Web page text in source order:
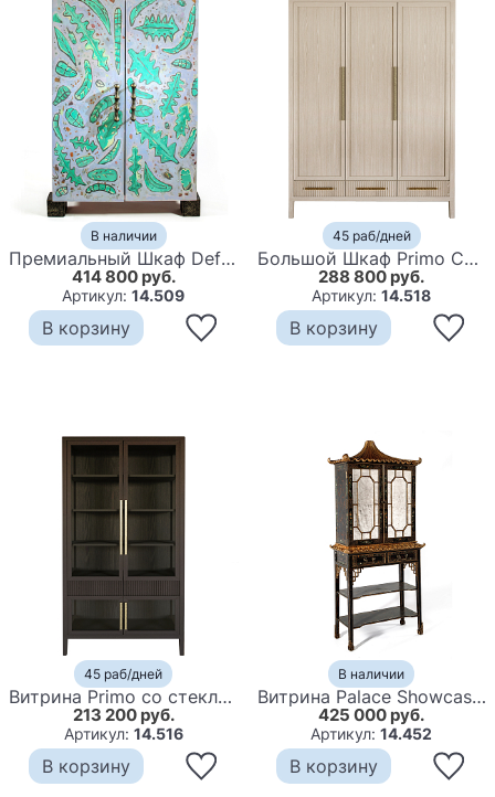
В наличии
Премиальный Шкаф Defoliation двухстворчатый роспись зеленые листья
414 800 руб.
Артикул:14.509
В корзину
45 раб/дней
Большой Шкаф Primo Светлый дуб с 3 дверьми и 3 выдвижными ящиками
288 800 руб.
Артикул:14.518
В корзину
45 раб/дней
Витрина Primo со стеклянными фасадами и 2 ящиками Темный орех
213 200 руб.
Артикул: 14.516
В корзину
В наличии
Витрина Palace Showcase Pagoda
425 000 руб.
Артикул:14.452
В корзину